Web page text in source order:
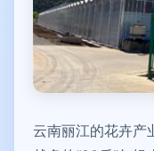
云南丽江的花卉